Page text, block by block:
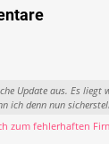
Update aus. Es liegt
ich denn nun
zum fehlerhaften